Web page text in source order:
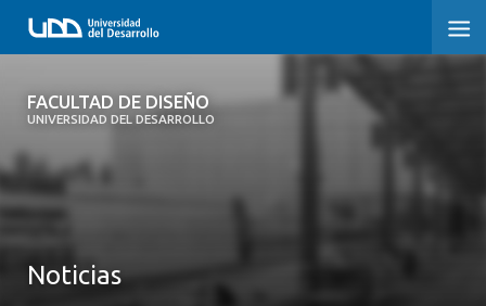
FACULTAD DE DISEÑO
UNIVERSIDAD DEL DESARROLLO
FACULTAD DE DISEÑO
INICIO
Noticias